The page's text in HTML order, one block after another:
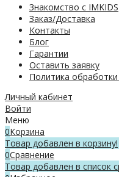
Знакомство с IMKIDS
Заказ/Доставка
Контакты
Блог
Гарантии
Оставить заявку
Политика
Личный кабинет
Войти
Меню
0Корзина
Товар добавлен в корзину!
0Сравнение
Товар добавлен в список